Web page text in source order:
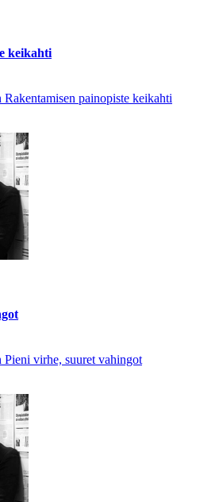
keikahti
painopiste keikahti
virhe, suuret vahingot